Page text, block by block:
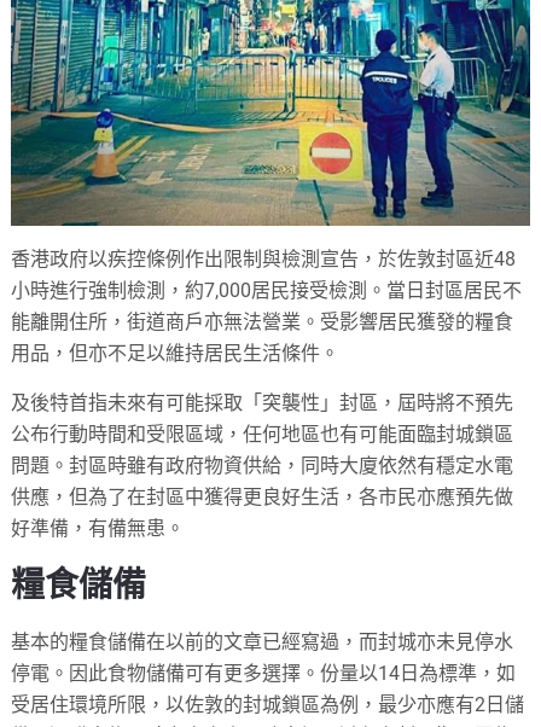
香港政府以疾控條例作出限制與檢測宣告，於佐敦封區近48
小時進行強制檢測，約7,000居民接受檢測。當日封區居民不
能離開住所，街道商戶亦無法營業。受影響居民獲發的糧食
用品，但亦不足以維持居民生活條件。
及後特首指未來有可能採取「突襲性」封區，屆時將不預先
公布行動時間和受限區域，任何地區也有可能面臨封城鎖區
問題。封區時雖有政府物資供給，同時大廈依然有穩定水電
供應，但為了在封區中獲得更良好生活，各市民亦應預先做
好準備，有備無患。
糧食儲備
基本的糧食儲備在以前的文章已經寫過，而封城亦未見停水
停電。因此食物儲備可有更多選擇。份量以14日為標準，如
受居住環境所限，以佐敦的封城鎖區為例，最少亦應有2日儲